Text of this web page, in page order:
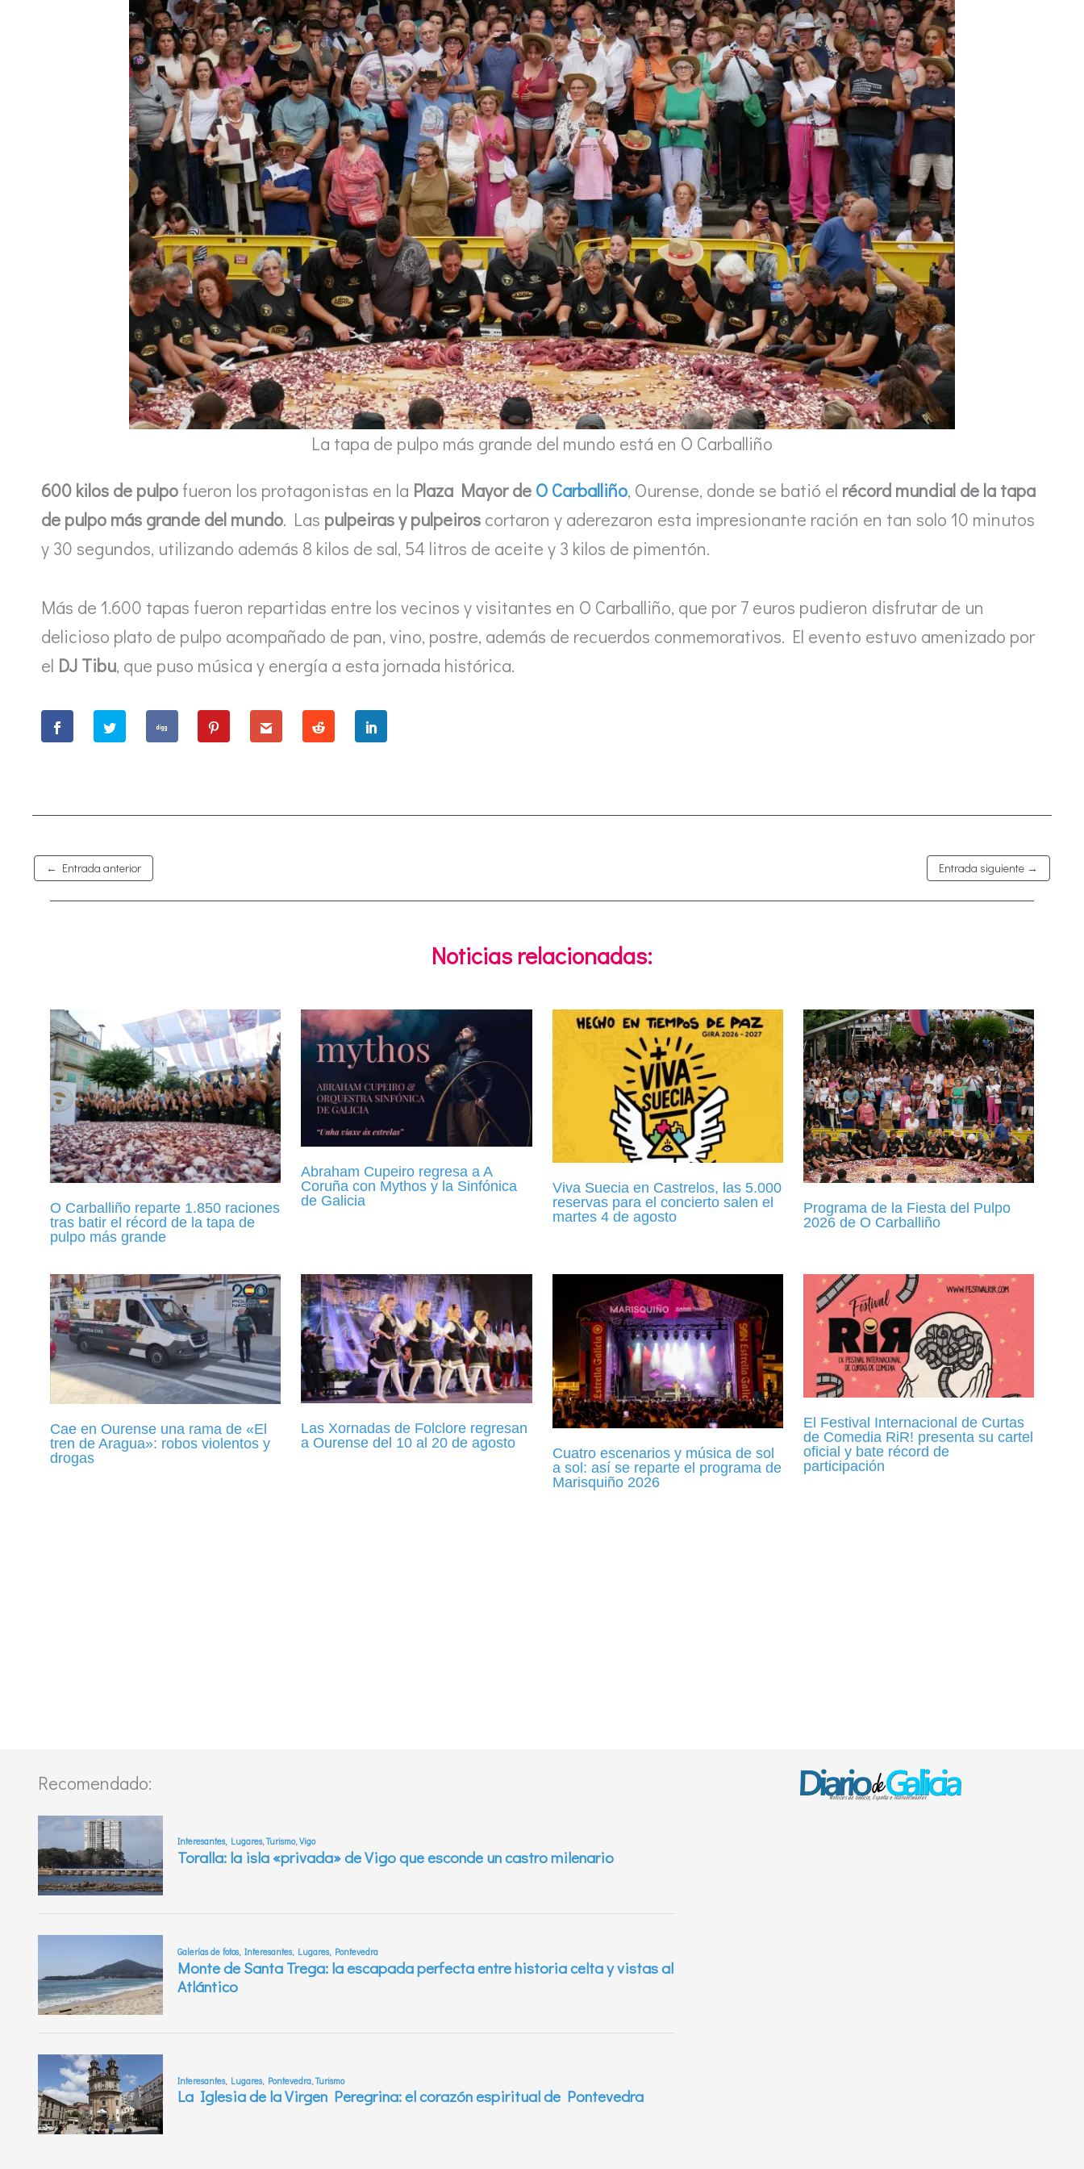
La tapa de pulpo más grande del mundo está en O Carballiño
600 kilos de pulpo fueron los protagonistas en la Plaza Mayor de O Carballiño, Ourense, donde se batió el récord mundial de la tapa
de pulpo más grande del mundo. Las pulpeiras y pulpeiros cortaron y aderezaron esta impresionante ración en tan solo 10 minutos
y 30 segundos, utilizando además 8 kilos de sal, 54 litros de aceite y 3 kilos de pimentón.
Más de 1.600 tapas fueron repartidas entre los vecinos y visitantes en O Carballiño, que por 7 euros pudieron disfrutar de un
delicioso plato de pulpo acompañado de pan, vino, postre, además de recuerdos conmemorativos. El evento estuvo amenizado por
el DJ Tibu, que puso música y energía a esta jornada histórica.
← Entrada anterior Entrada siguiente →
Noticias relacionadas:
O Carballiño reparte 1.850 raciones
tras batir el récord de la tapa de
pulpo más grande
Abraham Cupeiro regresa a A
Coruña con Mythos y la Sinfónica
de Galicia
Viva Suecia en Castrelos, las 5.000
reservas para el concierto salen el
martes 4 de agosto
Programa de la Fiesta del Pulpo
2026 de O Carballiño
Cae en Ourense una rama de «El
tren de Aragua»: robos violentos y
drogas
Las Xornadas de Folclore regresan
a Ourense del 10 al 20 de agosto
Cuatro escenarios y música de sol
a sol: así se reparte el programa de
Marisquiño 2026
El Festival Internacional de Curtas
de Comedia RiR! presenta su cartel
oficial y bate récord de
participación
Recomendado: